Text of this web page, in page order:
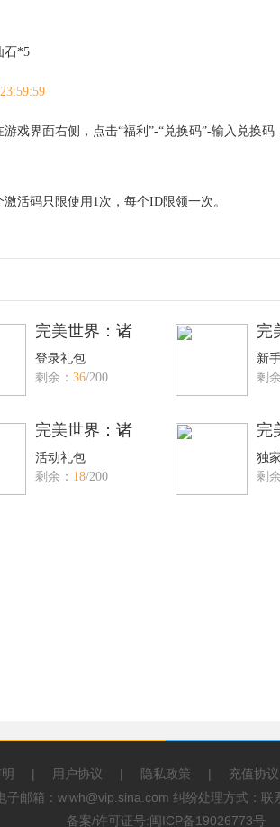
石*5
戏界面右侧，点击“福利”-“兑换码”-输入兑换码
活码只限使用1次，每个ID限领一次。
完美世界：诸
登录礼包
剩余： 36/200
完
新
剩
完美世界：诸
活动礼包
剩余： 18/200
完
独
剩
| 用户协议 | 隐私政策 | 充值协议
子邮箱：wlwh@vip.sina.com 纠纷处理方式：
备案/许可证号:闽ICP备19026773号